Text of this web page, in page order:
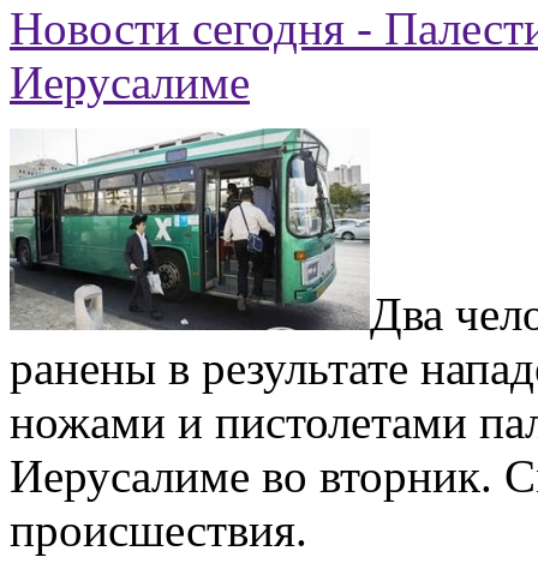
Новости сегодня -
Иерусалиме
Два
ранены в результате
ножами и пистолетами
Иерусалиме во вторник.
происшествия.